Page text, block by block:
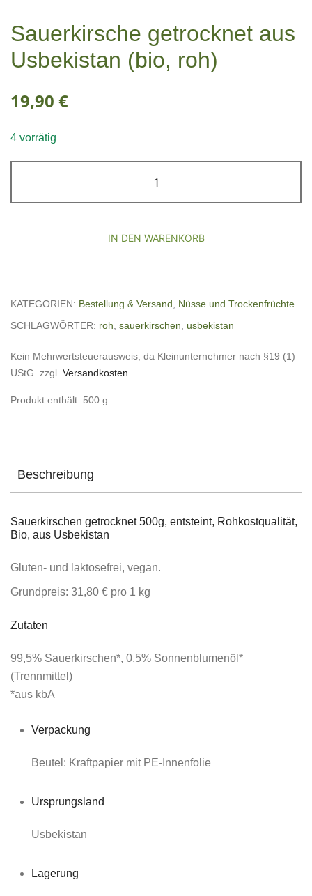
Sauerkirsche getrocknet aus
Usbekistan (bio, roh)
19,90 €
4 vorrätig
getrocknet
aus
(bio,
Menge
IN DEN WARENKORB
KATEGORIEN: Bestellung & Versand
Nüsse und Trockenfrüchte
SCHLAGWÖRTER: roh sauerkirschen usbekistan
Kein Mehrwertsteuerausweis, da Kleinunternehmer nach §19 (1)
UStG. zzgl. Versandkosten
Produkt enthält: 500 g
Beschreibung
Sauerkirschen getrocknet 500g, entsteint, Rohkostqualität,
Bio, aus Usbekistan
Gluten- und laktosefrei, vegan.
Grundpreis: 31,80 € pro 1 kg
Zutaten
99,5% Sauerkirschen*, 0,5% Sonnenblumenöl*
(Trennmittel)
*aus kbA
Verpackung
Beutel: Kraftpapier mit PE-Innenfolie
Ursprungsland
Usbekistan
Lagerung